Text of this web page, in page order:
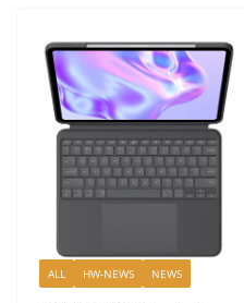
ALL HW-NEWS NEWS